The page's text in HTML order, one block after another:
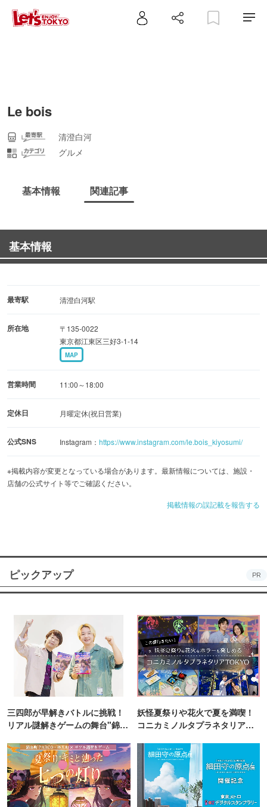
Le bois
清澄白河
グルメ
基本情報 関連記事
基本情報
最寄駅 清澄白河駅
所在地
〒135-0022
東京都江東区三好3-1-14
MAP
営業時間 11:00～18:00
定休日 月曜定休(祝日営業)
公式SNS Instagram： https://www.instagram.com/le.bois_kiyosumi/
※掲載内容が変更となっている場合があります。最新情報については、施設・
店舗の公式サイト等でご確認ください。
掲載情報の誤記載を報告する
ピックアップ PR
三四郎が早解きバトルに挑戦！
リアル謎解きゲームの舞台"錦糸
妖怪夏祭りや花火で夏を満喫！
コニカミノルタプラネタリア